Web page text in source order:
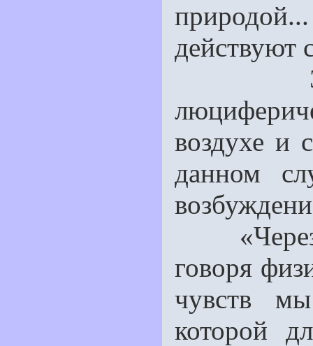
действуют
Это
воздухе и
данном
«Через
говоря
чувств
которой